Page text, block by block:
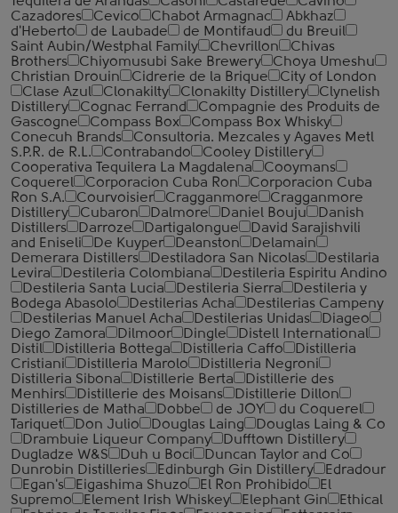
Cazadores
Cevico Chabot Armagnac
Abkhaz
d'Heberto
de Laubade de Montifaud
du Breuil
Saint Aubin/Westphal Family
Chevrillon
Chivas
Brothers
Chiyomusubi Sake Brewery
Choya Umeshu
Christian Drouin
Cidrerie de la Brique
City of London
Clase Azul
Clonakilty Clonakilty Distillery
Clynelish
Distillery
Cognac Ferrand
Compagnie des Produits de
Gascogne
Compass Box
Compass Box Whisky
Conecuh Brands
Consultoria. Mezcales y Agaves Metl
S.P.R. de R.L.
Contrabando
Cooley Distillery
Cooperativa Tequilera La Magdalena
Cooymans
Coquerel
Corporacion Cuba Ron
Corporacion Cuba
Ron S.A.
Courvoisier Cragganmore
Cragganmore
Distillery
Cubaron Dalmore Daniel Bouju
Danish
Distillers
Darroze Dartigalongue
David Sarajishvili
and Eniseli
De Kuyper Deanston
Delamain
Demerara Distillers
Destiladora San Nicolas
Destilaria
Levira
Destileria Colombiana
Destileria Espiritu Andino
Destileria Santa Lucia
Destileria Sierra
Destileria y
Bodega Abasolo
Destilerias Acha
Destilerias Campeny
Destilerias Manuel Acha
Destilerias Unidas
Diageo
Diego Zamora
Dilmoor Dingle
Distell International
Distil
Distilleria Bottega Distilleria Caffo
Distilleria
Cristiani
Distilleria Marolo
Distilleria Negroni
Distilleria Sibona
Distillerie Berta
Distillerie des
Menhirs
Distillerie des Moisans
Distillerie Dillon
Distilleries de Matha
Dobbe de JOY
du Coquerel
Tariquet
Don Julio Douglas Laing
Douglas Laing & Co
Drambuie Liqueur Company
Dufftown Distillery
Dugladze W&S
Duh u Boci
Duncan Taylor and Co
Dunrobin Distilleries
Edinburgh Gin Distillery
Edradour
Egan's
Eigashima Shuzo El Ron Prohibido
El
Supremo
Element Irish Whiskey Elephant Gin
Ethical